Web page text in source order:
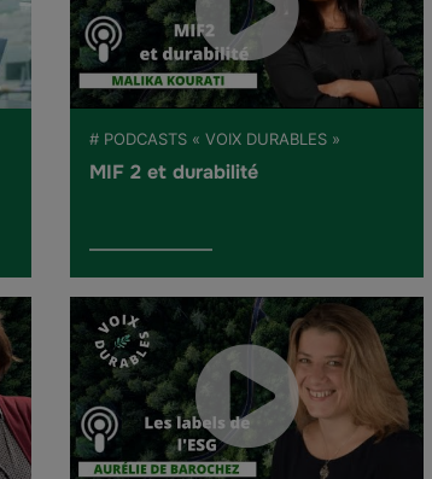
# PODCASTS « VOIX DURABLES »
MIF 2 et durabilité